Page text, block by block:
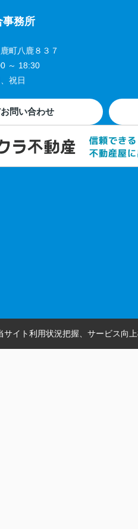
事務所
町八鹿８３７
～ 18:30
祝日
お問い合わせ
サイト利用状況把握、サービス向